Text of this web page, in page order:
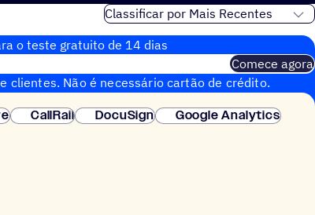
o teste gratuito de 14 dias
Comece agora
clientes. Não é necessário cartão de crédito.
CallRail DocuSign
Google Analytics